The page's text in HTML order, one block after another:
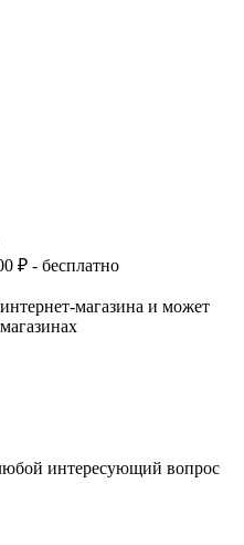
₽ - бесплатно
магазина и может
интересующий вопрос